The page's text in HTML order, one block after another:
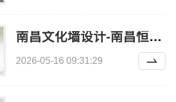
南昌文化墙设计-南昌恒辉广告
2026-05-16 09:31:29